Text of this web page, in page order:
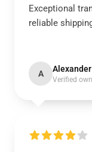
Exceptional
reliable
A Alexander
Verified